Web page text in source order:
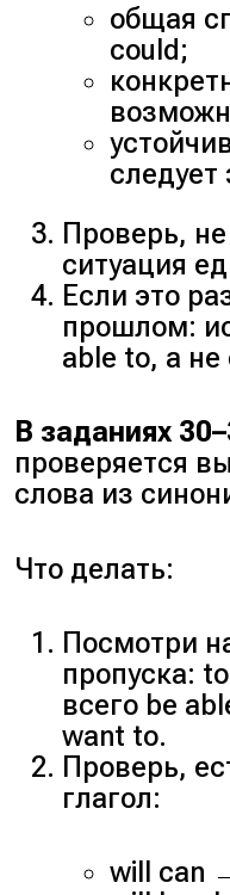
общая
could;
следует
Проверь,
ситуация
Если это
прошлом:
able to, а не
В заданиях
проверяется
слова из
Что делать:
Посмотри
пропуска:
всего be
want to.
Проверь,
глагол:
will can